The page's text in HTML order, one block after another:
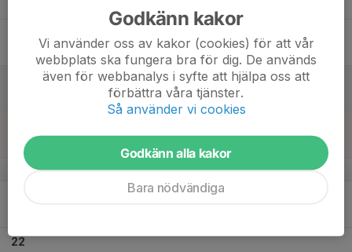
17:30
Gislerinken
Sön
v.43
22
Godkänn kakor
Vi använder oss av kakor (cookies) för att vår
webbplats ska fungera bra för dig. De används
även för webbanalys i syfte att hjälpa oss att
förbättra våra tjänster.
Så använder vi cookies
Godkänn alla kakor
Bara nödvändiga